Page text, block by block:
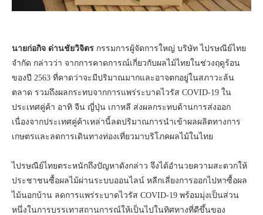
นายก่อกิจ ด่านชัยวิจิตร กรรมการผู้จัดการใหญ่ บริษัท ไปรษณีย์ไทย
จำกัด กล่าวว่า จากการคาดการณ์เกี่ยวกับผลไม้ไทยในช่วงฤดูร้อน
ของปี 2563 ที่คาดว่าจะมีปริมาณมากและอาจตกอยู่ในสภาวะล้น
ตลาด รวมถึงผลกระทบจากการแพร่ระบาดไวรัส COVID-19 ใน
ประเทศคู่ค้า อาทิ จีน ญี่ปุ่น เกาหลี ส่งผลกระทบด้านการส่งออก
เนื่องจากประเทศคู่ค้าเหล่านี้ลดปริมาณการนำเข้าผลผลิตทางการ
เกษตรและลดการเดินทางท่องเที่ยวมาบริโภคผลไม้ในไทย
ไปรษณีย์ไทยตระหนักถึงปัญหาดังกล่าว จึงได้อำนวยความสะดวกให้
ประชาชนซื้อผลไม้ผ่านระบบออนไลน์ หลีกเลี่ยงการออกไปหาซื้อผล
ไม้นอกบ้าน ลดการแพร่ระบาดไวรัส COVID-19 พร้อมมุ่งเป็นส่วน
หนึ่งในการบรรเทาสถานการณ์ให้เป็นไปในทิศทางที่ดีขึ้นของ